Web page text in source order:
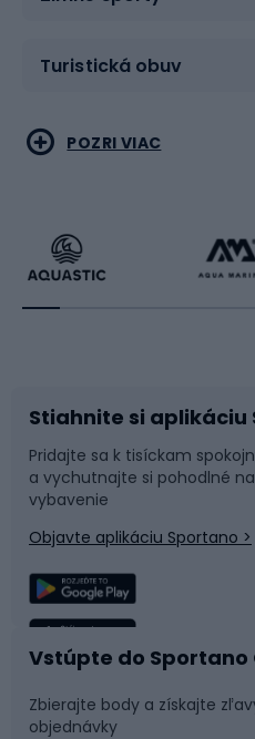
Turistická obuv
Vodné športy
Beh
Príslušenstvo k
Časti bicyklov
Rybolov
Športová medicína
Bojové umenia
Raketové športy
Sane a kĺzačky
Snowboard
Plávanie
Tímové športy
POZRI VIAC
Stiahnite si aplikáciu
Pridajte sa k tisíckam
a vychutnajte si pohodlné
vybavenie
Objavte aplikáciu Sportano >
Vstúpte do Sportano
Zbierajte body a získajte
objednávky